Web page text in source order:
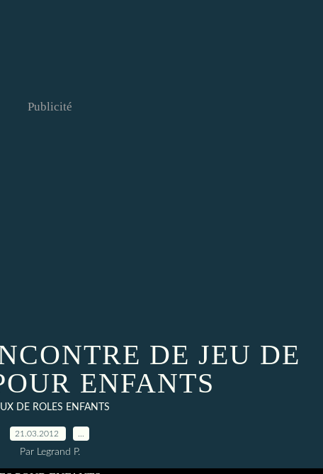
Publicité
DE JEU DE
ENFANTS
DE ROLES ENFANTS
21.03.2012
Par Legrand P.